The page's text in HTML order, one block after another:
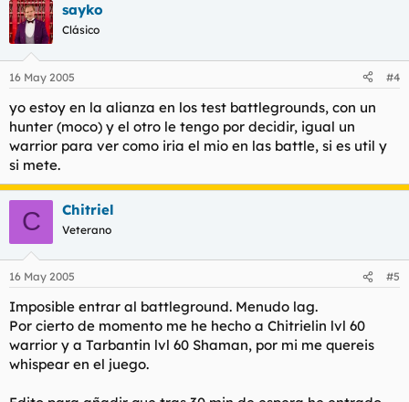
sayko
Clásico
16 May 2005 #4
yo estoy en la alianza en los test battlegrounds, con un
hunter (moco) y el otro le tengo por decidir, igual un
warrior para ver como iria el mio en las battle, si es util y
si mete.
C Chitriel
Veterano
16 May 2005 #5
Imposible entrar al battleground. Menudo lag.
Por cierto de momento me he hecho a Chitrielin lvl 60
warrior y a Tarbantin lvl 60 Shaman, por mi me quereis
whispear en el juego.